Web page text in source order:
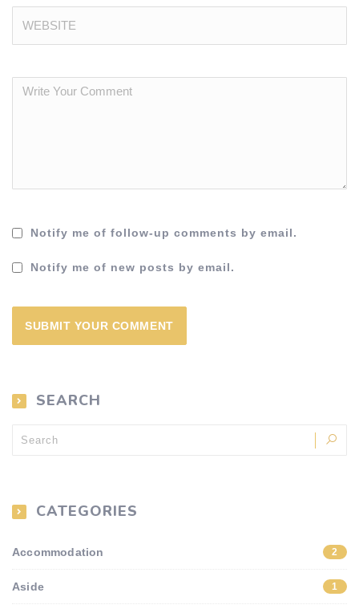
Notify me of follow-up comments by email.
Notify me of new posts by email.
SEARCH
CATEGORIES
Accommodation 2
Aside 1